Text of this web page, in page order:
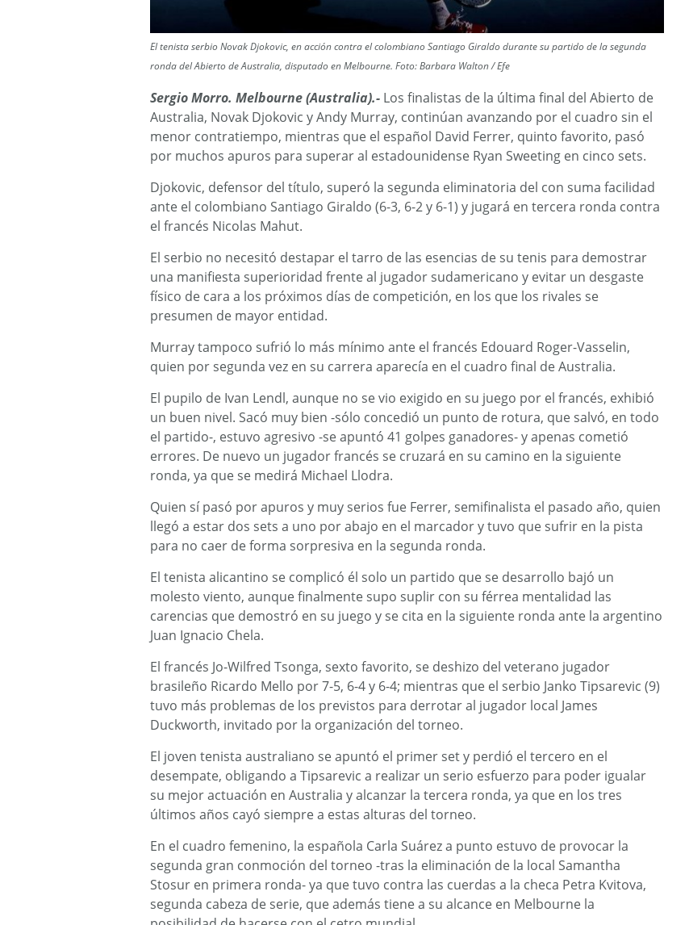
El tenista serbio Novak Djokovic, en acción contra el colombiano Santiago Giraldo durante su partido de la segunda
ronda del Abierto de Australia, disputado en Melbourne. Foto: Barbara Walton / Efe
Sergio Morro. Melbourne (Australia).- Los finalistas de la última final del Abierto de
Australia, Novak Djokovic y Andy Murray, continúan avanzando por el cuadro sin el
menor contratiempo, mientras que el español David Ferrer, quinto favorito, pasó
por muchos apuros para superar al estadounidense Ryan Sweeting en cinco sets.
Djokovic, defensor del título, superó la segunda eliminatoria del con suma facilidad
ante el colombiano Santiago Giraldo (6-3, 6-2 y 6-1) y jugará en tercera ronda contra
el francés Nicolas Mahut.
El serbio no necesitó destapar el tarro de las esencias de su tenis para demostrar
una manifiesta superioridad frente al jugador sudamericano y evitar un desgaste
físico de cara a los próximos días de competición, en los que los rivales se
presumen de mayor entidad.
Murray tampoco sufrió lo más mínimo ante el francés Edouard Roger-Vasselin,
quien por segunda vez en su carrera aparecía en el cuadro final de Australia.
El pupilo de Ivan Lendl, aunque no se vio exigido en su juego por el francés, exhibió
un buen nivel. Sacó muy bien -sólo concedió un punto de rotura, que salvó, en todo
el partido-, estuvo agresivo -se apuntó 41 golpes ganadores- y apenas cometió
errores. De nuevo un jugador francés se cruzará en su camino en la siguiente
ronda, ya que se medirá Michael Llodra.
Quien sí pasó por apuros y muy serios fue Ferrer, semifinalista el pasado año, quien
llegó a estar dos sets a uno por abajo en el marcador y tuvo que sufrir en la pista
para no caer de forma sorpresiva en la segunda ronda.
El tenista alicantino se complicó él solo un partido que se desarrollo bajó un
molesto viento, aunque finalmente supo suplir con su férrea mentalidad las
carencias que demostró en su juego y se cita en la siguiente ronda ante la argentino
Juan Ignacio Chela.
El francés Jo-Wilfred Tsonga, sexto favorito, se deshizo del veterano jugador
brasileño Ricardo Mello por 7-5, 6-4 y 6-4; mientras que el serbio Janko Tipsarevic (9)
tuvo más problemas de los previstos para derrotar al jugador local James
Duckworth, invitado por la organización del torneo.
El joven tenista australiano se apuntó el primer set y perdió el tercero en el
desempate, obligando a Tipsarevic a realizar un serio esfuerzo para poder igualar
su mejor actuación en Australia y alcanzar la tercera ronda, ya que en los tres
últimos años cayó siempre a estas alturas del torneo.
En el cuadro femenino, la española Carla Suárez a punto estuvo de provocar la
segunda gran conmoción del torneo -tras la eliminación de la local Samantha
Stosur en primera ronda- ya que tuvo contra las cuerdas a la checa Petra Kvitova,
segunda cabeza de serie, que además tiene a su alcance en Melbourne la